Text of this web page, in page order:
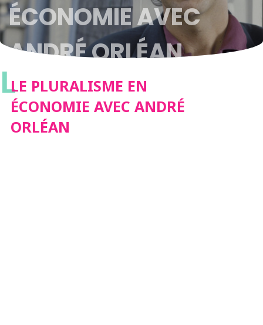
ÉCONOMIE AVEC
ANDRÉ ORLÉAN
LLE PLURALISME EN
ÉCONOMIE AVEC ANDRÉ
ORLÉAN